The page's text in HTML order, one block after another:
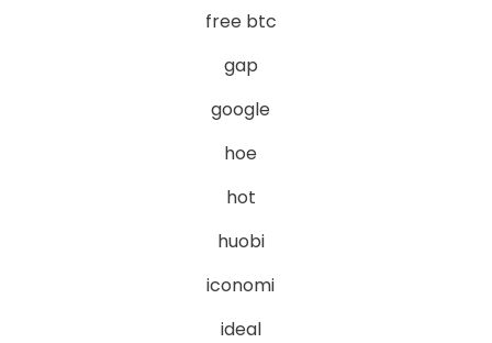
free btc
gap
google
hoe
hot
huobi
iconomi
ideal